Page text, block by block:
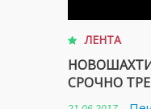
ЛЕНТА
СРОЧНО